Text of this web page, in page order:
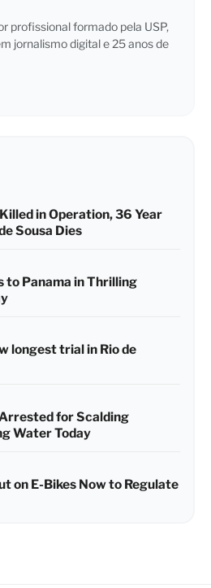
profissional formado pela USP,
jornalismo digital e 25 anos de
in Operation, 36 Year
Sousa Dies
to Panama in Thrilling
longest trial in Rio de
for Scalding
Water Today
on E-Bikes Now to Regulate